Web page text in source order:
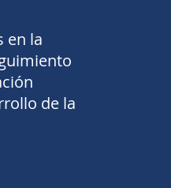
en la
de la